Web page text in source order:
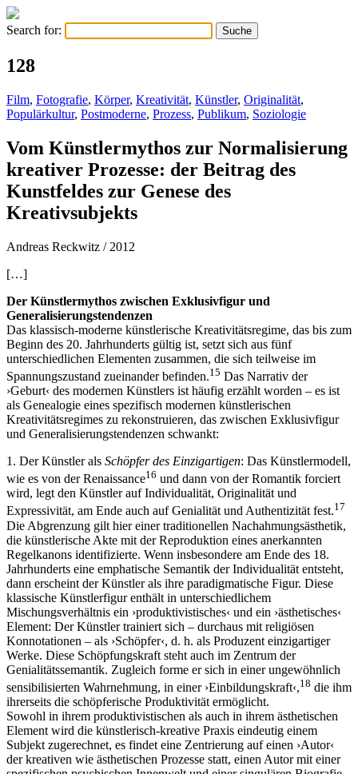
Search for:
128
Film, Fotografie, Körper, Kreativität, Künstler, Originalität,
Populärkultur, Postmoderne, Prozess, Publikum, Soziologie
Vom Künstlermythos zur Normalisierung
kreativer Prozesse: der Beitrag des
Kunstfeldes zur Genese des
Kreativsubjekts
Andreas Reckwitz / 2012
[…]
Der Künstlermythos zwischen Exklusivfigur und
Generalisierungstendenzen
Das klassisch-moderne künstlerische Kreativitätsregime, das bis zum
Beginn des 20. Jahrhunderts gültig ist, setzt sich aus fünf
unterschiedlichen Elementen zusammen, die sich teilweise im
Spannungszustand zueinander befinden.15 Das Narrativ der
›Geburt‹ des modernen Künstlers ist häufig erzählt worden – es ist
als Genealogie eines spezifisch modernen künstlerischen
Kreativitätsregimes zu rekonstruieren, das zwischen Exklusivfigur
und Generalisierungstendenzen schwankt:
1. Der Künstler als Schöpfer des Einzigartigen: Das Künstlermodell,
wie es von der Renaissance16 und dann von der Romantik forciert
wird, legt den Künstler auf Individualität, Originalität und
Expressivität, am Ende auch auf Genialität und Authentizität fest.17
Die Abgrenzung gilt hier einer traditionellen Nachahmungsästhetik,
die künstlerische Akte mit der Reproduktion eines anerkannten
Regelkanons identifizierte. Wenn insbesondere am Ende des 18.
Jahrhunderts eine emphatische Semantik der Individualität entsteht,
dann erscheint der Künstler als ihre paradigmatische Figur. Diese
klassische Künstlerfigur enthält in unterschiedlichem
Mischungsverhältnis ein ›produktivistisches‹ und ein ›ästhetisches‹
Element: Der Künstler trainiert sich – durchaus mit religiösen
Konnotationen – als ›Schöpfer‹, d. h. als Produzent einzigartiger
Werke. Diese Schöpfungskraft steht auch im Zentrum der
Genialitätssemantik. Zugleich forme er sich in einer ungewöhnlich
sensibilisierten Wahrnehmung, in einer ›Einbildungskraft‹,18 die ihm
ihrerseits die schöpferische Produktivität ermöglicht.
Sowohl in ihrem produktivistischen als auch in ihrem ästhetischen
Element wird die künstlerisch-kreative Praxis eindeutig einem
Subjekt zugerechnet, es findet eine Zentrierung auf einen ›Autor‹
der kreativen wie ästhetischen Prozesse statt, einen Autor mit einer